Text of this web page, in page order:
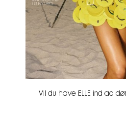
Vil du have ELLE ind ad